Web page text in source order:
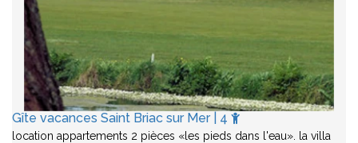
Gîte vacances Saint Briac sur Mer | 4
location appartements 2 pièces «les pieds dans l'eau». la villa